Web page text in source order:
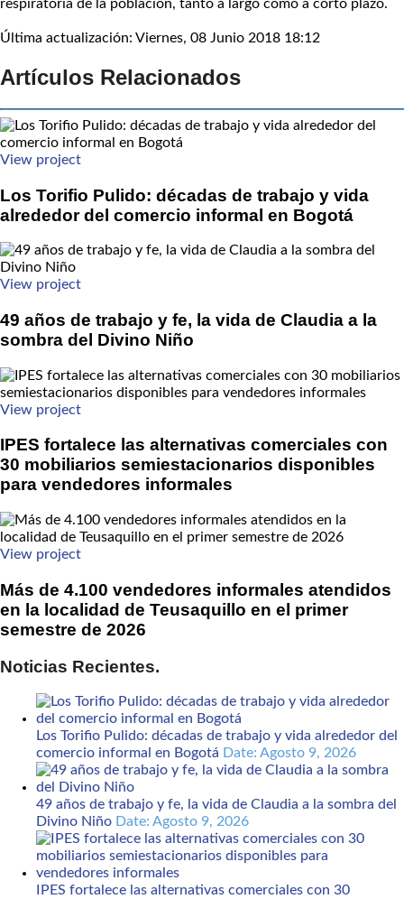
respiratoria de la población, tanto a largo como a corto plazo.
Última actualización: Viernes, 08 Junio 2018 18:12
Artículos Relacionados
View project
Los Torifio Pulido: décadas de trabajo y vida
alrededor del comercio informal en Bogotá
View project
49 años de trabajo y fe, la vida de Claudia a la
sombra del Divino Niño
View project
IPES fortalece las alternativas comerciales con
30 mobiliarios semiestacionarios disponibles
para vendedores informales
View project
Más de 4.100 vendedores informales atendidos
en la localidad de Teusaquillo en el primer
semestre de 2026
Noticias Recientes.
Los Torifio Pulido: décadas de trabajo y vida alrededor del
comercio informal en Bogotá Date: Agosto 9, 2026
49 años de trabajo y fe, la vida de Claudia a la sombra del
Divino Niño Date: Agosto 9, 2026
IPES fortalece las alternativas comerciales con 30